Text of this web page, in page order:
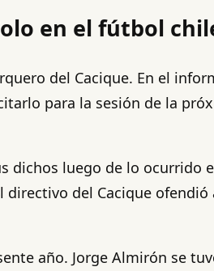
en el fútbol
del Cacique. En el
para la sesión de la
luego de lo ocurrido
del Cacique
año. Jorge Almirón se